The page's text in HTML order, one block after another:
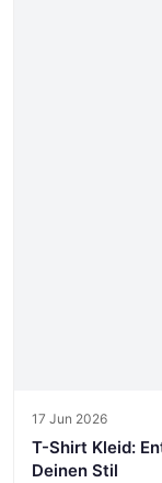
17 Jun 2026
T-Shirt Kleid:
Deinen Stil